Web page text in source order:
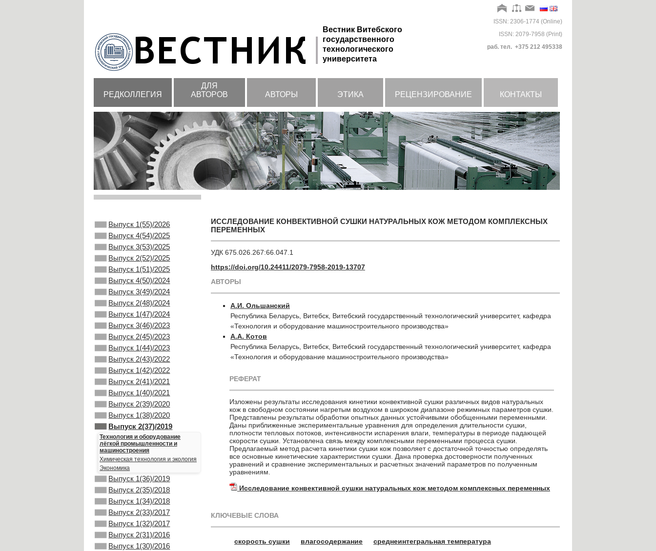
Вестник Витебского
государственного
технологического
университета
ISSN: 2306-1774 (Online)
ISSN: 2079-7958 (Print)
раб. тел. +375 212 495338
РЕДКОЛЛЕГИЯ
ДЛЯ
АВТОРОВ
АВТОРЫ ЭТИКА РЕЦЕНЗИРОВАНИЕ КОНТАКТЫ
Выпуск 1(55)/2026
Выпуск 4(54)/2025
Выпуск 3(53)/2025
Выпуск 2(52)/2025
Выпуск 1(51)/2025
Выпуск 4(50)/2024
Выпуск 3(49)/2024
Выпуск 2(48)/2024
Выпуск 1(47)/2024
Выпуск 3(46)/2023
Выпуск 2(45)/2023
Выпуск 1(44)/2023
Выпуск 2(43)/2022
Выпуск 1(42)/2022
Выпуск 2(41)/2021
Выпуск 1(40)/2021
Выпуск 2(39)/2020
Выпуск 1(38)/2020
Выпуск 2(37)/2019
Технология и оборудование
лёгкой промышленности и
машиностроения
Химическая технология и экология
Экономика
Выпуск 1(36)/2019
Выпуск 2(35)/2018
Выпуск 1(34)/2018
Выпуск 2(33)/2017
Выпуск 1(32)/2017
Выпуск 2(31)/2016
Выпуск 1(30)/2016
ИССЛЕДОВАНИЕ КОНВЕКТИВНОЙ СУШКИ НАТУРАЛЬНЫХ КОЖ МЕТОДОМ КОМПЛЕКСНЫХ
ПЕРЕМЕННЫХ
УДК 675.026.267:66.047.1
https://doi.org/10.24411/2079-7958-2019-13707
АВТОРЫ
А.И. Ольшанский
Республика Беларусь, Витебск, Витебский государственный технологический университет, кафедра
«Технология и оборудование машиностроительного производства»
А.А. Котов
Республика Беларусь, Витебск, Витебский государственный технологический университет, кафедра
«Технология и оборудование машиностроительного производства»
РЕФЕРАТ
Изложены результаты исследования кинетики конвективной сушки различных видов натуральных
кож в свободном состоянии нагретым воздухом в широком диапазоне режимных параметров сушки.
Представлены результаты обработки опытных данных устойчивыми обобщенными переменными.
Даны приближенные экспериментальные уравнения для определения длительности сушки,
плотности тепловых потоков, интенсивности испарения влаги, температуры в периоде падающей
скорости сушки. Установлена связь между комплексными переменными процесса сушки.
Предлагаемый метод расчета кинетики сушки кож позволяет с достаточной точностью определять
все основные кинетические характеристики сушки. Дана проверка достоверности полученных
уравнений и сравнение экспериментальных и расчетных значений параметров по полученным
уравнениям.
Исследование конвективной сушки натуральных кож методом комплексных переменных
КЛЮЧЕВЫЕ СЛОВА
скорость сушки влагосодержание
среднеинтегральная температура